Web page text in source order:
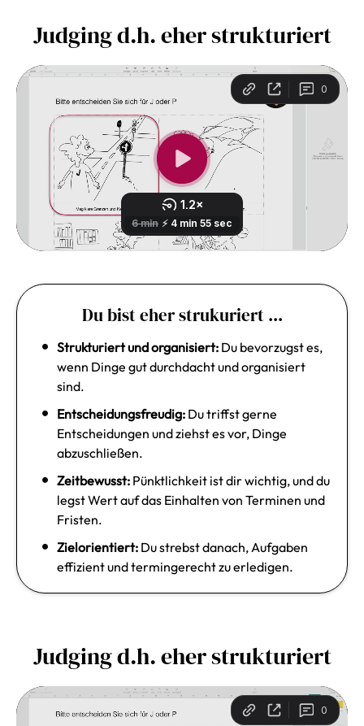
Judging d.h. eher strukturiert
Du bist eher strukuriert ...
Strukturiert und organisiert:Du bevorzugst es,
wenn Dinge gut durchdacht und organisiert
sind.
Entscheidungsfreudig:Du triffst gerne
Entscheidungen und ziehst es vor, Dinge
abzuschließen.
Zeitbewusst:Pünktlichkeit ist dir wichtig, und du
legst Wert auf das Einhalten von Terminen und
Fristen.
Zielorientiert:Du strebst danach, Aufgaben
effizient und termingerecht zu erledigen.
Judging d.h. eher strukturiert